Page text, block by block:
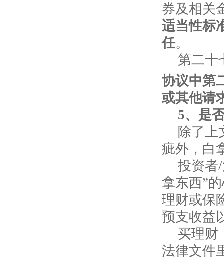
券及相关
适当性标
任。
第二十
协议中第
或其他请
5、是
除了上
疵外，白
投资者
拿东西”
理财或保
预支收益
买理财
法律文件